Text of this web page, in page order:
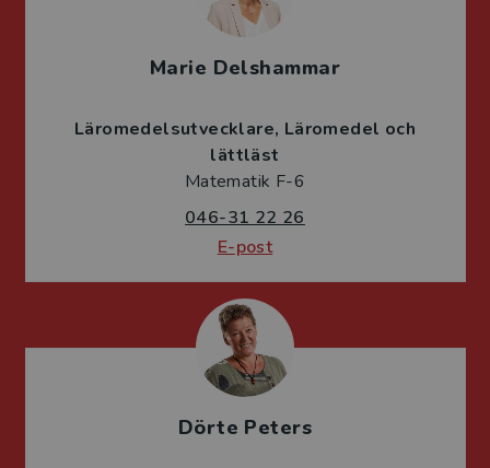
Marie Delshammar
Läromedelsutvecklare Läromedel och
lättläst
Matematik F-6
046-31 22 26
E-post
Dörte Peters